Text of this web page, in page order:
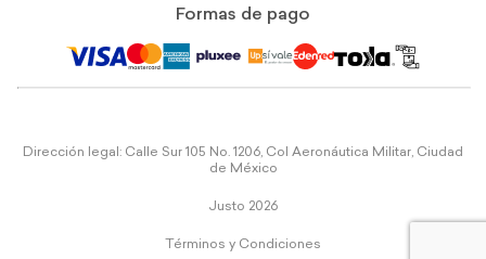
Formas de pago
Dirección legal: Calle Sur 105 No. 1206, Col Aeronáutica Militar, Ciudad
de México
Justo 2026
Términos y Condiciones